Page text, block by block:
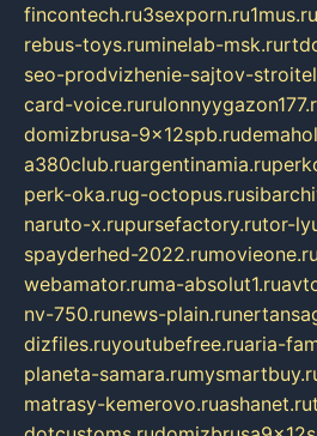
fincontech.ru3sexporn.ru1mus.ru
rebus-toys.ruminelab-msk.ru
seo-prodvizhenie-sajtov-
card-voice.ru
domizbrusa-9x12spb.ru
a380club.ruargentinamia.ru
perk-oka.rug-octopus.ru
naruto-x.rupursefactory.rutor-
spayderhed-2022.rumovieone.ru
webamator.ruma-absolut1.ru
nv-750.runews-plain.ru
dizfiles.ruyoutubefree.ruaria-
planeta-samara.ru
matrasy-kemerovo.ruashanet.ru